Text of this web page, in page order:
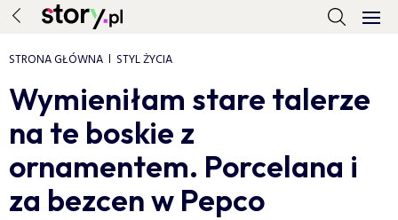
STRONA GŁÓWNA STYL ŻYCIA
Wymieniłam stare talerze
na te boskie z
ornamentem. Porcelana i
za bezcen w Pepco